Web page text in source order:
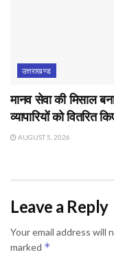
उत्तराखण्ड
मानव सेवा की मिसाल
व्यापारियों को वितरित
AUGUST 5, 2026
Leave a Reply
Your email address will
marked *